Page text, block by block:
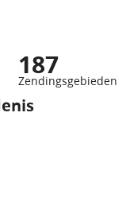
187
Zendingsgebieden